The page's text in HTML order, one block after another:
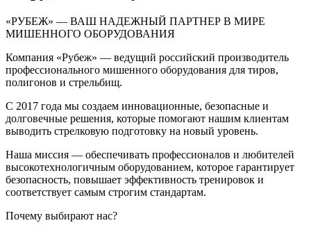
«РУБЕЖ» — ВАШ НАДЕЖНЫЙ ПАРТНЕР В МИРЕ
МИШЕННОГО ОБОРУДОВАНИЯ
Компания «Рубеж» — ведущий российский производитель
профессионального мишенного оборудования для тиров,
полигонов и стрельбищ.
С 2017 года мы создаем инновационные, безопасные и
долговечные решения, которые помогают нашим клиентам
выводить стрелковую подготовку на новый уровень.
Наша миссия — обеспечивать профессионалов и любителей
высокотехнологичным оборудованием, которое гарантирует
безопасность, повышает эффективность тренировок и
соответствует самым строгим стандартам.
Почему выбирают нас?